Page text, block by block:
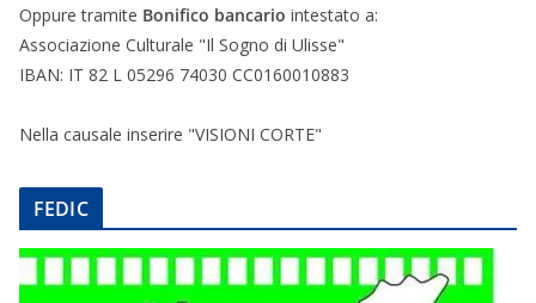
Oppure tramite Bonifico bancario intestato a:
Associazione Culturale "Il Sogno di Ulisse"
IBAN: IT 82 L 05296 74030 CC0160010883
Nella causale inserire "VISIONI CORTE"
FEDIC